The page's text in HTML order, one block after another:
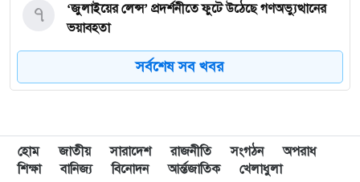
‘জুলাইয়ের লেন্স’ প্রদর্শনীতে ফুটে উঠেছে গণঅভ্যুত্থানের
ভয়াবহতা
৭
জনগণ আপনাকে স্বাগত জানাতে প্রস্তুত, কীভাবে আসবেন
আসেন: শেখ হাসিনাকে পরওয়ার
৮
দুপুরের মধ্যে যেসব জেলায় ৬০ কিমি বেগে ঝড়ের শঙ্কা
৯
সর্বশেষ সব খবর
হোম জাতীয় সারাদেশ রাজনীতি সংগঠন
অপরাধ
শিক্ষা
বানিজ্য বিনোদন আর্ন্তজাতিক খেলাধুলা